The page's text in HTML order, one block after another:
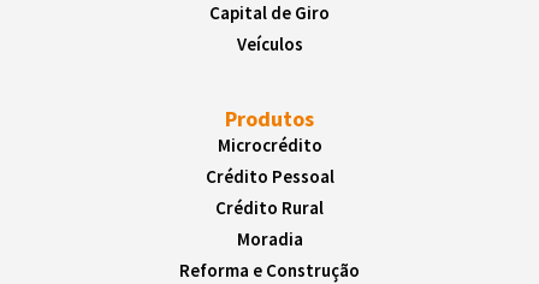
Capital de Giro
Veículos
Produtos
Microcrédito
Crédito Pessoal
Crédito Rural
Moradia
Reforma e Construção